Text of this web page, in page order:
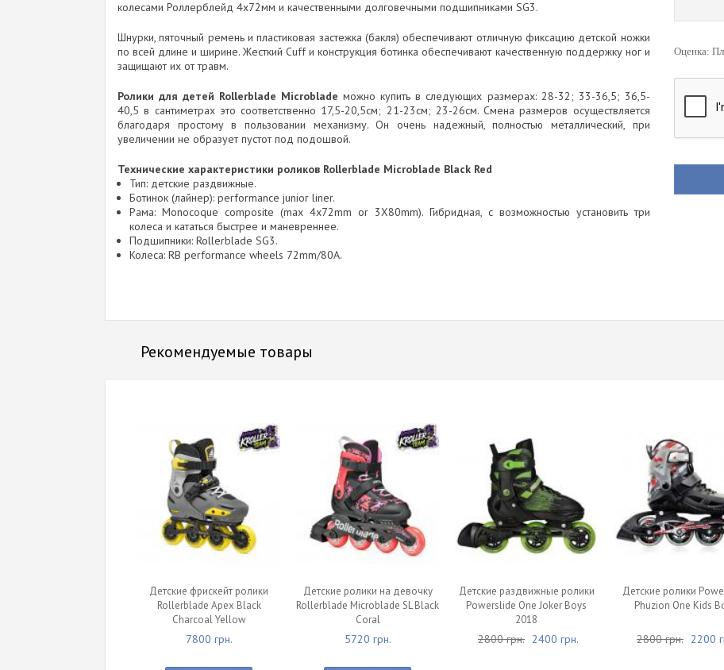
колесами Роллерблейд 4x72мм и качественными долговечными подшипниками SG3.
Шнурки, пяточный ремень и пластиковая застежка (бакля) обеспечивают отличную фиксацию детской ножки
по всей длине и ширине. Жесткий Cuff и конструкция ботинка обеспечивают качественную поддержку ног и
защищают их от травм.
Ролики для детей Rollerblade Microblade можно купить в следующих размерах: 28-32; 33-36,5; 36,5-
40,5 в сантиметрах это соответственно 17,5-20,5см; 21-23см; 23-26см. Смена размеров осуществляется
благодаря простому в пользовании механизму. Он очень надежный, полностью металлический, при
увеличении не образует пустот под подошвой.
Технические характеристики роликов Rollerblade Microblade Black Red
Тип: детские раздвижные.
Ботинок (лайнер): performance junior liner.
Рама: Monocoque composite (max 4x72mm or 3X80mm). Гибридная, с возможностью установить три
колеса и кататься быстрее и маневреннее.
Подшипники: Rollerblade SG3.
Колеса: RB реrformance wheels 72mm/80A.
Оценка:
Рекомендуемые товары
Детские фрискейт ролики
Rollerblade Apex Black
Charcoal Yellow
7800 грн.
Детские ролики на девочку
Rollerblade Microblade SL Black
Coral
5720 грн.
Детские раздвижные ролики
Powerslide One Joker Boys
2018
2800 грн. 2400 грн.
Детские ролики
Phuzion One Kids
2800 грн. 2200